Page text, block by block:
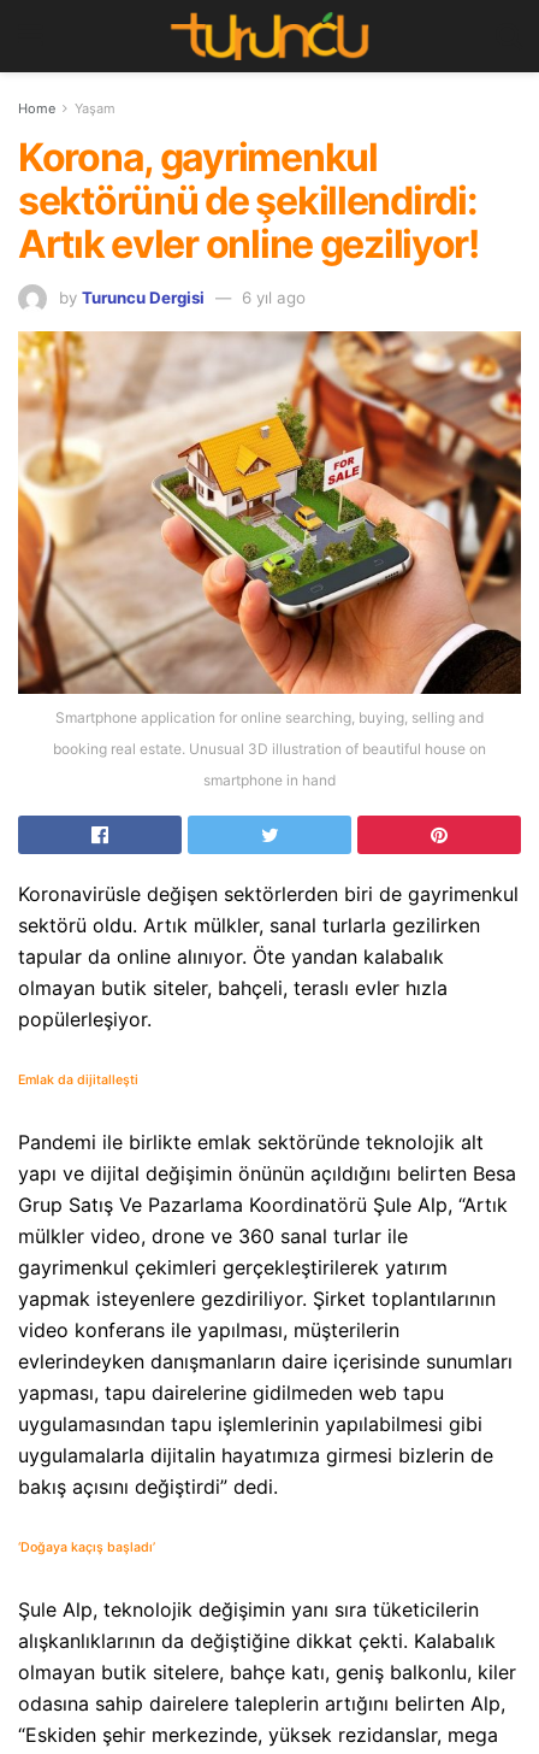
Home Yaşam
​Korona, gayrimenkul
sektörünü de şekillendirdi:
Artık evler online geziliyor!
by Turuncu Dergisi 6 yıl ago
Smartphone application for online searching, buying, selling and
booking real estate. Unusual 3D illustration of beautiful house on
smartphone in hand
Koronavirüsle değişen sektörlerden biri de gayrimenkul
sektörü oldu. Artık mülkler, sanal turlarla gezilirken
tapular da online alınıyor. Öte yandan kalabalık
olmayan butik siteler, bahçeli, teraslı evler hızla
popülerleşiyor.
Emlak da dijitalleşti
Pandemi ile birlikte emlak sektöründe teknolojik alt
yapı ve dijital değişimin önünün açıldığını belirten Besa
Grup Satış Ve Pazarlama Koordinatörü Şule Alp, “Artık
mülkler video, drone ve 360 sanal turlar ile
gayrimenkul çekimleri gerçekleştirilerek yatırım
yapmak isteyenlere gezdiriliyor. Şirket toplantılarının
video konferans ile yapılması, müşterilerin
evlerindeyken danışmanların daire içerisinde sunumları
yapması, tapu dairelerine gidilmeden web tapu
uygulamasından tapu işlemlerinin yapılabilmesi gibi
uygulamalarla dijitalin hayatımıza girmesi bizlerin de
bakış açısını değiştirdi” dedi.
‘Doğaya kaçış başladı’
Şule Alp, teknolojik değişimin yanı sıra tüketicilerin
alışkanlıklarının da değiştiğine dikkat çekti. Kalabalık
olmayan butik sitelere, bahçe katı, geniş balkonlu, kiler
odasına sahip dairelere taleplerin artığını belirten Alp,
“Eskiden şehir merkezinde, yüksek rezidanslar, mega